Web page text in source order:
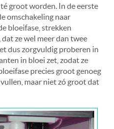
groot worden. In de eerste
omschakeling naar
bloeifase, strekken
ze wel meer dan twee
dus zorgvuldig proberen in
in bloei zet, zodat ze
precies groot genoeg
maar niet zó groot dat